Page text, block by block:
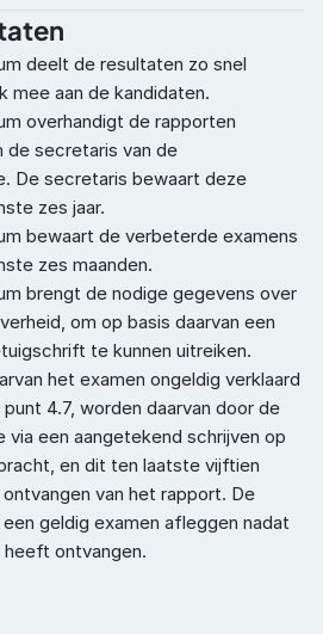
deelt de resultaten zo snel
mee aan de kandidaten.
overhandigt de rapporten
de secretaris van de
De secretaris bewaart deze
zes jaar.
bewaart de verbeterde examens
zes maanden.
brengt de nodige gegevens over
om op basis daarvan een
te kunnen uitreiken.
het examen ongeldig verklaard
4.7, worden daarvan door de
via een aangetekend schrijven op
en dit ten laatste vijftien
van het rapport. De
geldig examen afleggen nadat
heeft ontvangen.